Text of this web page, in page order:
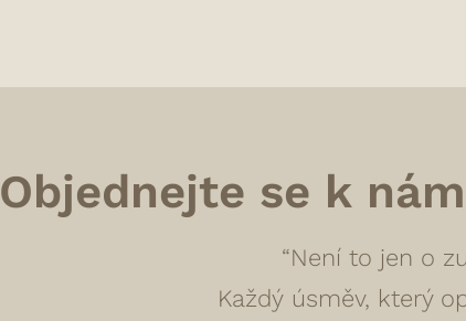
Objednejte se k
“Není to jen o
Každý úsměv, který